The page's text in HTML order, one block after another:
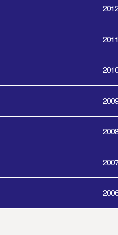
2012
2011
2010
2009
2008
2007
2006